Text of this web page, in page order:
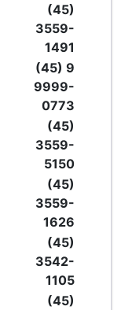
(45)
3559-
1491
(45) 9
9999-
0773
(45)
3559-
5150
(45)
3559-
1626
(45)
3542-
1105
(45)